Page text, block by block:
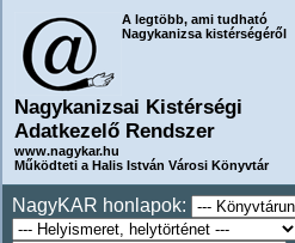
A legtöbb, ami tudható
Nagykanizsa kistérségéről
Nagykanizsai Kistérségi
Adatkezelő Rendszer
www.nagykar.hu
Működteti a Halis István Városi Könyvtár
NagyKAR honlapok: